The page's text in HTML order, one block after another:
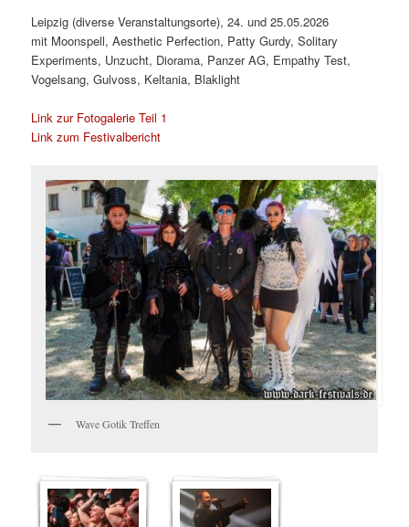
Leipzig (diverse Veranstaltungsorte), 24. und 25.05.2026
mit Moonspell, Aesthetic Perfection, Patty Gurdy, Solitary
Experiments, Unzucht, Diorama, Panzer AG, Empathy Test,
Vogelsang, Gulvoss, Keltania, Blaklight
Link zur Fotogalerie Teil 1
Link zum Festivalbericht
Wave Gotik Treffen